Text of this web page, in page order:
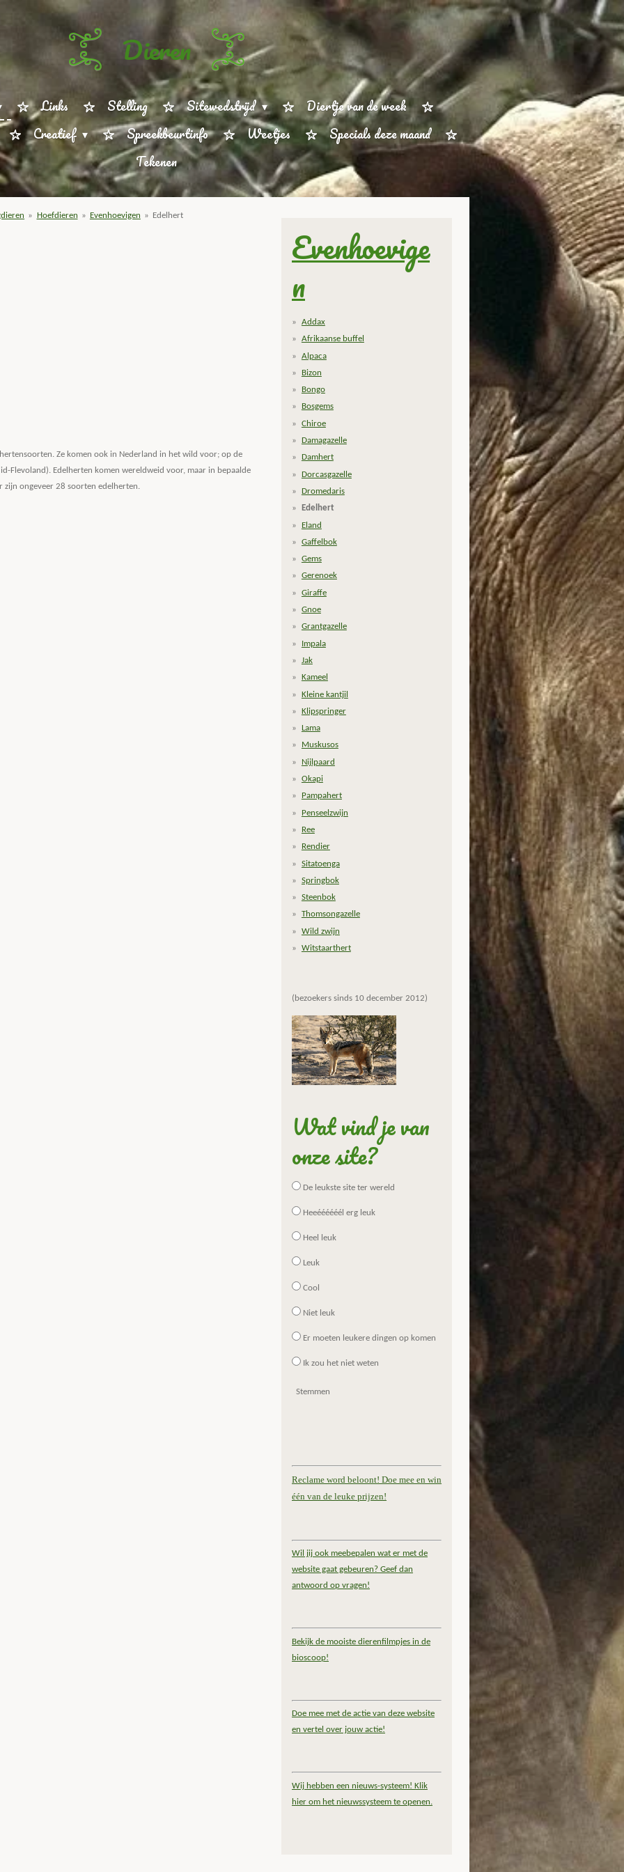
Dieren
Links Stelling Sitewedstrijd
Diertje van de week
Creatief
Spreekbeurtinfo Weetjes
Specials deze maand
Tekenen
» Hoefdieren » Evenhoevigen » Edelhert
Ze komen ook in Nederland in het wild voor; op de
Flevoland). Edelherten komen wereldweid voor, maar in bepaalde
zijn ongeveer 28 soorten edelherten.
Evenhoevige
n
Addax
Afrikaanse buffel
Alpaca
Bizon
Bongo
Bosgems
Chiroe
Damagazelle
Damhert
Dorcasgazelle
Dromedaris
Edelhert
Eland
Gaffelbok
Gems
Gerenoek
Giraffe
Gnoe
Grantgazelle
Impala
Jak
Kameel
Kleine kantjil
Klipspringer
Lama
Muskusos
Nijlpaard
Okapi
Pampahert
Penseelzwijn
Ree
Rendier
Sitatoenga
Springbok
Steenbok
Thomsongazelle
Wild zwijn
Witstaarthert
(bezoekers sinds 10 december 2012)
Wat vind je van
onze site?
De leukste site ter wereld
Heeéééééél erg leuk
Heel leuk
Leuk
Cool
Niet leuk
Er moeten leukere dingen op komen
Ik zou het niet weten
Stemmen
Reclame word beloont! Doe mee en win
één van de leuke prijzen!
Wil jij ook meebepalen wat er met de
website gaat gebeuren? Geef dan
antwoord op vragen!
Bekijk de mooiste dierenfilmpjes in de
bioscoop!
Doe mee met de actie van deze website
en vertel over jouw actie!
Wij hebben een nieuws-systeem! Klik
hier om het nieuwssysteem te openen.